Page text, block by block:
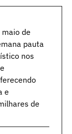
de
pauta
nos
e
de